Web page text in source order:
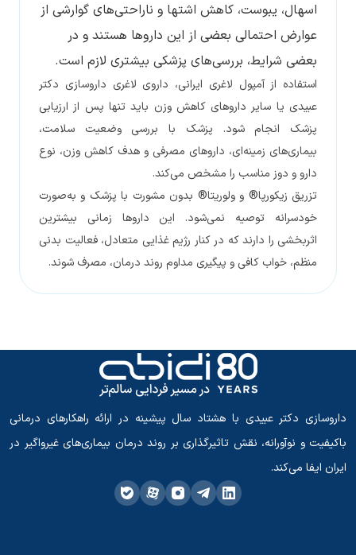
اسهال، یبوست، کاهش اشتها و ناراحتی‌های گوارشی از
عوارض احتمالی بعضی از این داروها هستند و در
بعضی شرایط، بررسی‌های پزشکی بیشتری لازم است.
استفاده از آمپول لاغری ایرانی، داروی لاغری داروسازی دکتر
عبیدی یا سایر داروهای کاهش وزن باید تنها پس از ارزیابی
پزشک انجام شود. پزشک با بررسی وضعیت سلامت،
بیماری‌های زمینه‌ای، داروهای مصرفی و هدف کاهش وزن، نوع
دارو و دوز مناسب را مشخص می‌کند.
تزریق زیکورپا® و ولوریتا® بدون مشورت با پزشک و به‌صورت
خودسرانه توصیه نمی‌شود. این داروها زمانی بیشترین
اثربخشی را دارند که در کنار رژیم غذایی متعادل، فعالیت بدنی
منظم، خواب کافی و پیگیری مداوم روند درمان، مصرف شوند.
داروسازی دکتر عبیدی با هشتاد سال پیشینه در ارائه راهکارهای درمانی
باکیفیت و نوآورانه، نقش تاثیرگذاری بر روند درمان بیماری‌های غیرواگیر در
ایران ایفا می‌کند.